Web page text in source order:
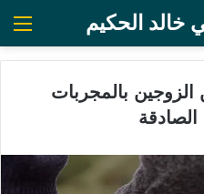
خالد الحكيم
الزوجين بالمجربات
الصادقة